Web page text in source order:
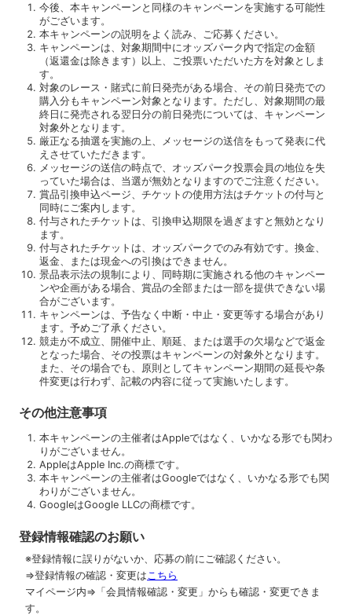
今後、本キャンペーンと同様のキャンペーンを実施する可能性
がございます。
本キャンペーンの説明をよく読み、ご応募ください。
キャンペーンは、対象期間中にオッズパーク内で指定の金額
（返還金は除きます）以上、ご投票いただいた方を対象としま
す。
対象のレース・賭式に前日発売がある場合、その前日発売での
購入分もキャンペーン対象となります。ただし、対象期間の最
終日に発売される翌日分の前日発売については、キャンペーン
対象外となります。
厳正なる抽選を実施の上、メッセージの送信をもって発表に代
えさせていただきます。
メッセージの送信の時点で、オッズパーク投票会員の地位を失
っていた場合は、当選が無効となりますのでご注意ください。
賞品引換申込ページ、チケットの使用方法はチケットの付与と
同時にご案内します。
付与されたチケットは、引換申込期限を過ぎますと無効となり
ます。
付与されたチケットは、オッズパークでのみ有効です。換金、
返金、または現金への引換はできません。
景品表示法の規制により、同時期に実施される他のキャンペー
ンや企画がある場合、賞品の全部または一部を提供できない場
合がございます。
キャンペーンは、予告なく中断・中止・変更等する場合があり
ます。予めご了承ください。
競走が不成立、開催中止、順延、または選手の欠場などで返金
となった場合、その投票はキャンペーンの対象外となります。
また、その場合でも、原則としてキャンペーン期間の延長や条
件変更は行わず、記載の内容に従って実施いたします。
その他注意事項
本キャンペーンの主催者はAppleではなく、いかなる形でも関わ
りがございません。
AppleはApple Inc.の商標です。
本キャンペーンの主催者はGoogleではなく、いかなる形でも関
わりがございません。
GoogleはGoogle LLCの商標です。
登録情報確認のお願い
※登録情報に誤りがないか、応募の前にご確認ください。
⇒登録情報の確認・変更はこちら
マイページ内⇒「会員情報確認・変更」からも確認・変更できま
す。